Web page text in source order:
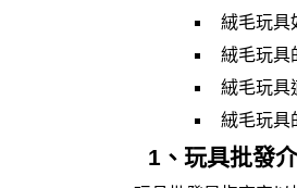
絨毛玩具
絨毛玩具
絨毛玩具
絨毛玩具
1、玩具批發